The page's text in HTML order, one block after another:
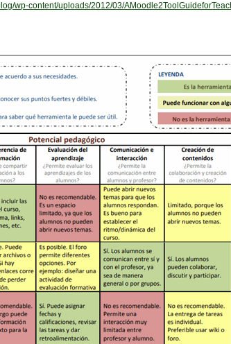
wp-content/uploads/2012/03/